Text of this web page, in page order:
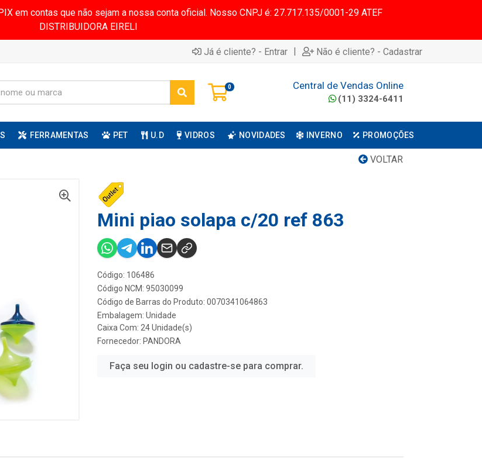
em contas que não sejam a nossa conta oficial. Nosso CNPJ é: 27.717.135/0001-29 ATEF
DISTRIBUIDORA EIRELI
Já é cliente? - Entrar | Não é cliente? - Cadastrar
0 Central de Vendas Online
(11) 3324-6411
FERRAMENTAS PET U.D VIDROS NOVIDADES INVERNO PROMOÇÕES
VOLTAR
Mini piao solapa c/20 ref 863
Código: 106486
Código NCM: 95030099
Código de Barras do Produto: 0070341064863
Embalagem: Unidade
Caixa Com: 24 Unidade(s)
Fornecedor: PANDORA
Faça seu login ou cadastre-se para comprar.